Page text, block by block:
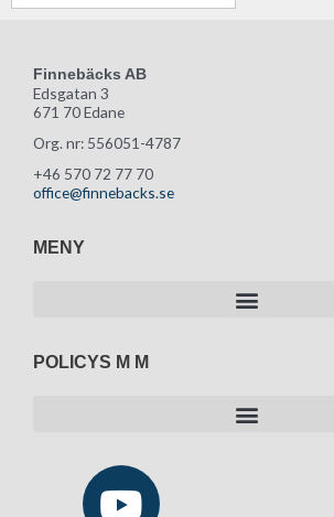
Finnebäcks AB
Edsgatan 3
671 70 Edane
Org. nr: 556051-4787
+46 570 72 77 70
office@finnebacks.se
MENY
POLICYS M M
Y
L